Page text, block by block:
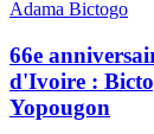
Adama Bictogo
66e
d'Ivoire :
Yopougon